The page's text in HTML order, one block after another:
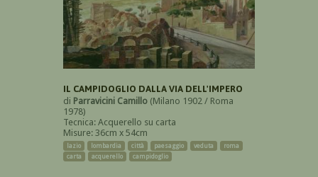
IL CAMPIDOGLIO DALLA VIA DELL'IMPERO
di Parravicini Camillo (Milano 1902 / Roma
1978)
Tecnica: Acquerello su carta
Misure: 36cm x 54cm
lazio lombardia città paesaggio veduta
roma
carta
acquerello campidoglio